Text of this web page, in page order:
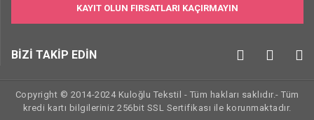
KAYIT OLUN FIRSATLARI KAÇIRMAYIN
BİZİ TAKİP EDİN
Copyright © 2014-2024 Kuloğlu Tekstil - Tüm hakları saklıdır.- Tüm
kredi kartı bilgileriniz 256bit SSL Sertifikası ile korunmaktadır.